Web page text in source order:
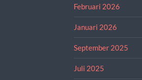
Februari 2026
Januari 2026
September 2025
Juli 2025